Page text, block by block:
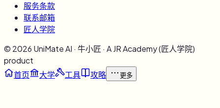
服务条款
联系邮箱
匠人学院
© 2026 UniMate AI · 牛小匠 · A JR Academy (匠人学院)
product
首页
大学 工具 攻略 更多